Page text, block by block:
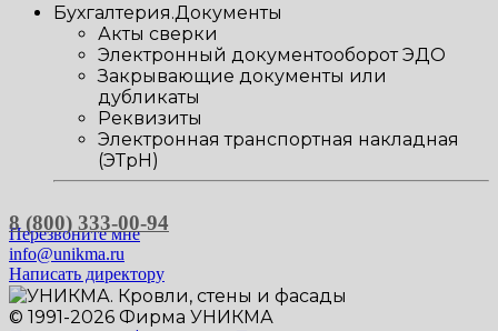
Бухгалтерия.Документы
Акты сверки
Электронный документооборот ЭДО
Закрывающие документы или
дубликаты
Реквизиты
Электронная транспортная накладная
(ЭТрН)
8 (800) 333-00-94
Перезвоните мне
info@unikma.ru
Написать директору
© 1991-2026 Фирма УНИКМА